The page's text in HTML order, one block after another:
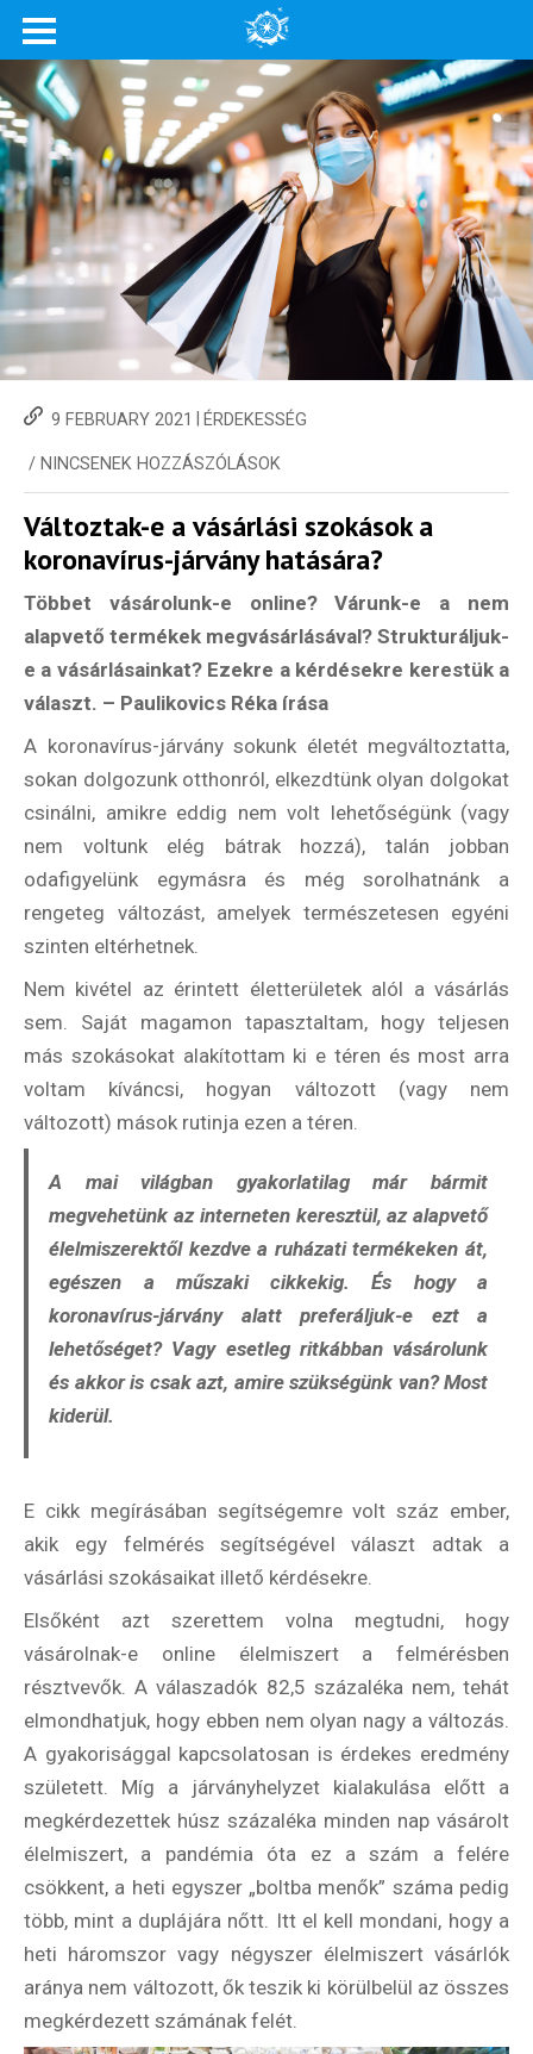
9 FEBRUARY 2021 ÉRDEKESSÉG
/ NINCSENEK HOZZÁSZÓLÁSOK
Változtak-e a vásárlási szokások a
koronavírus-járvány hatására?
Többet vásárolunk-e online? Várunk-e a nem
alapvető termékek megvásárlásával? Strukturáljuk-
e a vásárlásainkat? Ezekre a kérdésekre kerestük a
választ. – Paulikovics Réka írása
A koronavírus-járvány sokunk életét megváltoztatta,
sokan dolgozunk otthonról, elkezdtünk olyan dolgokat
csinálni, amikre eddig nem volt lehetőségünk (vagy
nem voltunk elég bátrak hozzá), talán jobban
odafigyelünk egymásra és még sorolhatnánk a
rengeteg változást, amelyek természetesen egyéni
szinten eltérhetnek.
Nem kivétel az érintett életterületek alól a vásárlás
sem. Saját magamon tapasztaltam, hogy teljesen
más szokásokat alakítottam ki e téren és most arra
voltam kíváncsi, hogyan változott (vagy nem
változott) mások rutinja ezen a téren.
A mai világban gyakorlatilag már bármit
megvehetünk az interneten keresztül, az alapvető
élelmiszerektől kezdve a ruházati termékeken át,
egészen a műszaki cikkekig.És hogy a
koronavírus-járvány alatt preferáljuk-e ezt a
lehetőséget? Vagy esetleg ritkábban vásárolunk
és akkor is csak azt, amire szükségünk van? Most
kiderül.
E cikk megírásában segítségemre volt száz ember,
akik egy felmérés segítségével választ adtak a
vásárlási szokásaikat illető kérdésekre.
Elsőként azt szerettem volna megtudni, hogy
vásárolnak-e online élelmiszert a felmérésben
résztvevők. A válaszadók 82,5 százaléka nem, tehát
elmondhatjuk, hogy ebben nem olyan nagy a változás.
A gyakorisággal kapcsolatosan is érdekes eredmény
született. Míg a járványhelyzet kialakulása előtt a
megkérdezettek húsz százaléka minden nap vásárolt
élelmiszert, a pandémia óta ez a szám a felére
csökkent, a heti egyszer „boltba menők” száma pedig
több, mint a duplájára nőtt. Itt el kell mondani, hogy a
heti háromszor vagy négyszer élelmiszert vásárlók
aránya nem változott, ők teszik ki körülbelül az összes
megkérdezett számának felét.